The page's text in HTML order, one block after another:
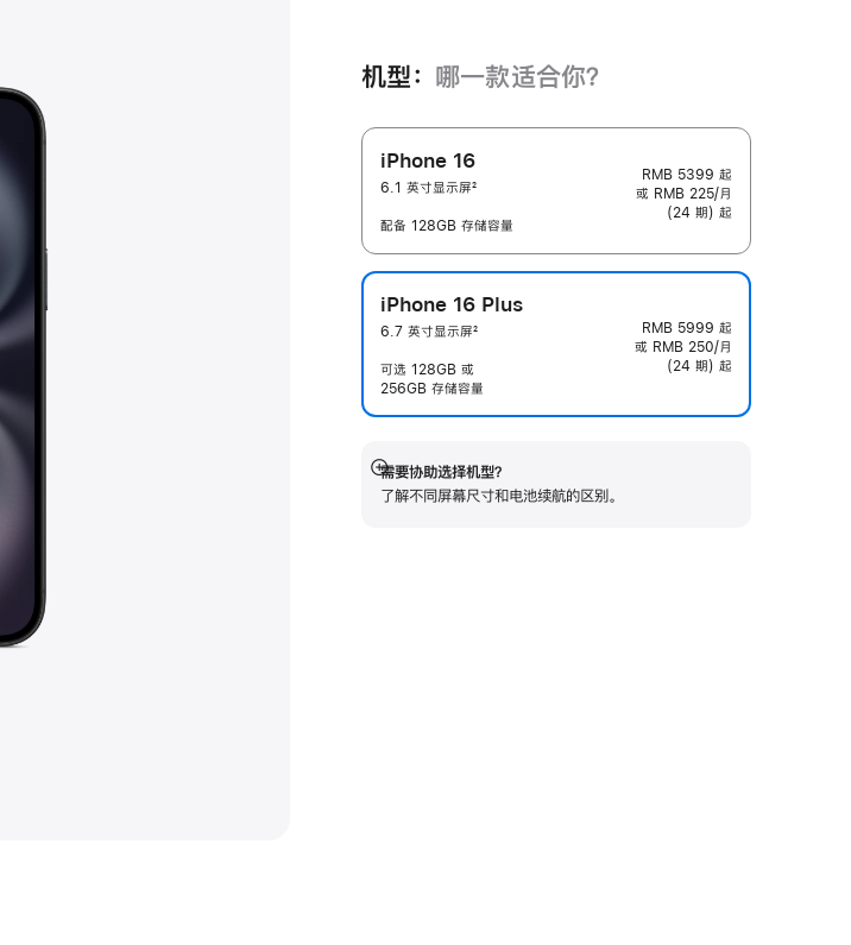
机型： 哪一款适合你？
iPhone 16
6.1 英寸显示屏
注
2
配备 128GB 存储容量
RMB 5399 起
或 RMB 225/月
(24 期) 起
iPhone 16 Plus
6.7 英寸显示屏
注
2
可选 128GB 或
256GB 存储容量
RMB 5999 起
或 RMB 250/月
(24 期) 起
需要协助选择机型？
了解不同屏幕尺寸和电池续航的区‍别。
展
开